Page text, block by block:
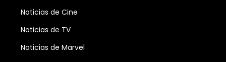
Noticias de Cine
Noticias de TV
Noticias de Marvel